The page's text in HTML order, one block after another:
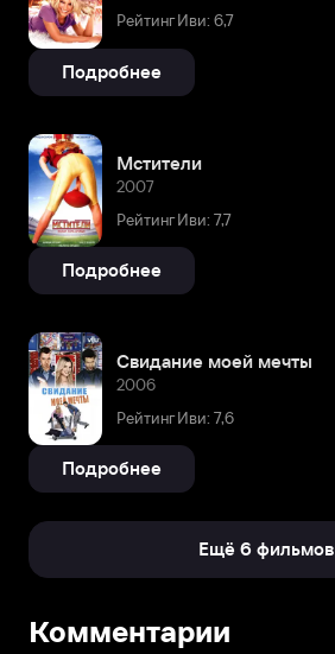
Рейтинг Иви: 6,7
Подробнее
Мстители
2007
Рейтинг Иви: 7,7
Подробнее
Свидание моей мечты
2006
Рейтинг Иви: 7,6
Подробнее
Ещё 6 фильмов
При
Комментарии